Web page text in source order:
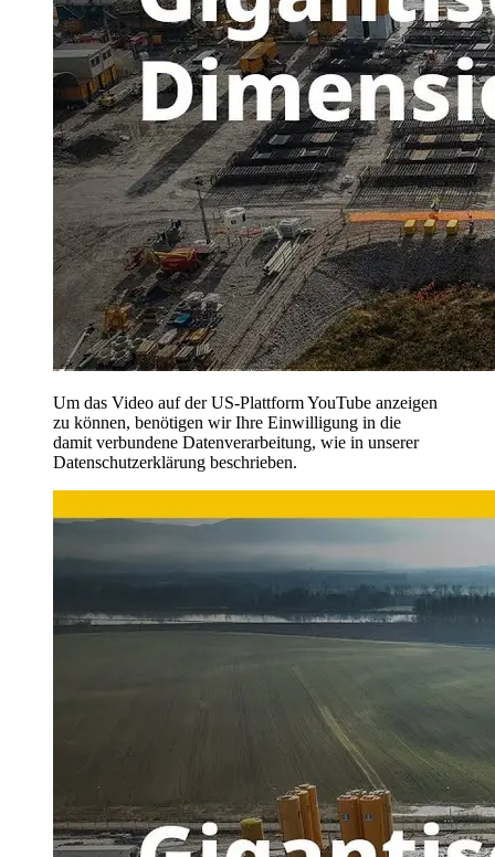
Um das Video auf der US-Plattform YouTube anzeigen
zu können, benötigen wir Ihre Einwilligung in die
damit verbundene Datenverarbeitung, wie in unserer
Datenschutzerklärung beschrieben.